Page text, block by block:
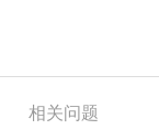
相关问题